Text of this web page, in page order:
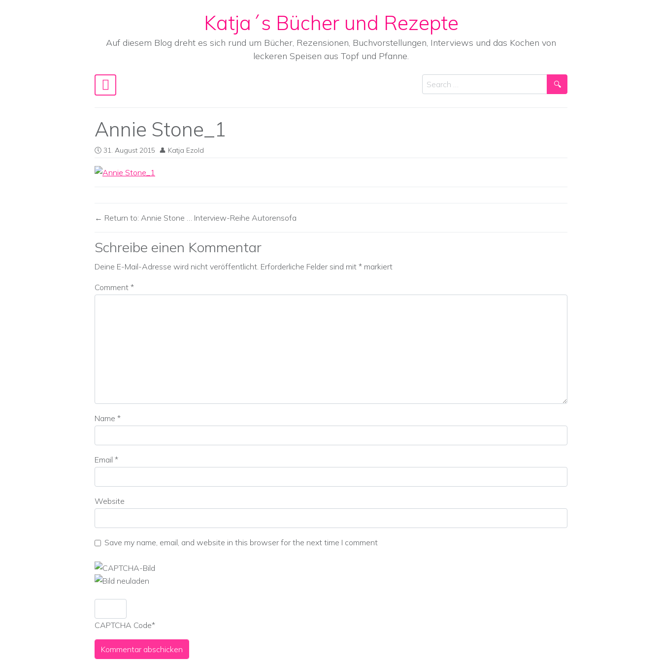
Katja´s Bücher und Rezepte
Auf diesem Blog dreht es sich rund um Bücher, Rezensionen, Buchvorstellungen, Interviews und das Kochen von
leckeren Speisen aus Topf und Pfanne.
Main Navigation
Search
Annie Stone_1
31. August 2015 Katja Ezold
Return to: Annie Stone … Interview-Reihe Autorensofa
Schreibe einen Kommentar
Deine E-Mail-Adresse wird nicht veröffentlicht. Erforderliche Felder sind mit * markiert
Comment *
Name *
Email *
Website
Save my name, email, and website in this browser for the next time I comment
CAPTCHA Code*